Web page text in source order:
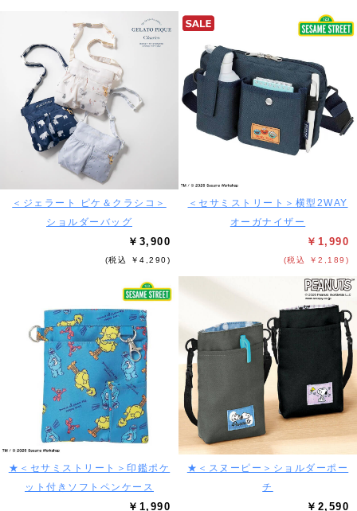
＜ジェラート ピケ＆クラシコ＞
ショルダーバッグ
￥3,900
(税込 ￥4,290)
＜セサミストリート＞横型2WAY
オーガナイザー
￥1,990
(税込 ￥2,189)
★＜セサミストリート＞印鑑ポケ
ット付きソフトペンケース
￥1,990
★＜スヌーピー＞ショルダーポー
チ
￥2,590